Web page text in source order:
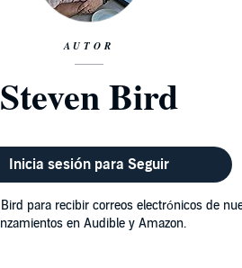
AUTOR
Steven Bird
Inicia sesión para Seguir
para recibir correos electrónicos de
en Audible y Amazon.